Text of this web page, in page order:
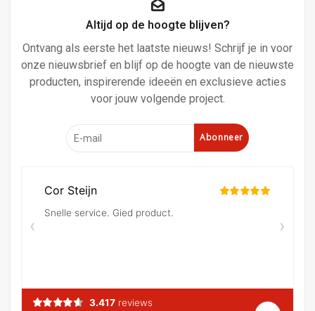
Altijd op de hoogte blijven?
Ontvang als eerste het laatste nieuws! Schrijf je in voor
onze nieuwsbrief en blijf op de hoogte van de nieuwste
producten, inspirerende ideeën en exclusieve acties
voor jouw volgende project.
Abonneer